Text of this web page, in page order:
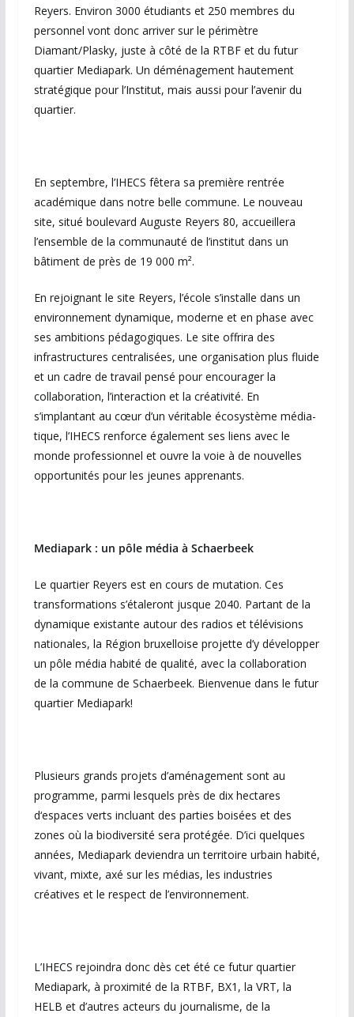
Reyers. Environ 3000 étudiants et 250 membres du
personnel vont donc arriver sur le périmètre
Diamant/Plasky, juste à côté de la RTBF et du futur
quartier Mediapark. Un déménagement hautement
stratégique pour l’Institut, mais aussi pour l’avenir du
quartier.
En septembre, l’IHECS fêtera sa première rentrée
académique dans notre belle commune. Le nouveau
site, situé boulevard Auguste Reyers 80, accueillera
l’ensemble de la communauté de l’institut dans un
bâtiment de près de 19 000 m².
En rejoignant le site Reyers, l’école s’installe dans un
environnement dynamique, moderne et en phase avec
ses ambi­tions pédagogiques. Le site offrira des
infrastructures centralisées, une organisation plus fluide
et un cadre de travail pensé pour encourager la
collaboration, l’interaction et la créativité. En
s’implantant au cœur d’un véritable écosystème média­
tique, l’IHECS renforce également ses liens avec le
monde professionnel et ouvre la voie à de nouvelles
opportunités pour les jeunes apprenants.
Mediapark : un pôle média à Schaerbeek
Le quartier Reyers est en cours de mutation. Ces
transformations s’étaleront jusque 2040. Partant de la
dynamique existante autour des radios et télévisions
nationales, la Région bruxelloise projette d’y développer
un pôle média habité de qualité, avec la collaboration
de la commune de Schaerbeek. Bienvenue dans le futur
quartier Mediapark!
Plusieurs grands projets d’aménagement sont au
programme, parmi lesquels près de dix hectares
d‘espaces verts incluant des parties boisées et des
zones où la biodiversité sera protégée. D’ici quelques
années, Mediapark deviendra un territoire urbain habité,
vivant, mixte, axé sur les médias, les industries
créatives et le respect de l’environnement.
L’IHECS rejoindra donc dès cet été ce futur quartier
Mediapark, à proximité de la RTBF, BX1, la VRT, la
HELB et d’autres acteurs du journalisme, de la